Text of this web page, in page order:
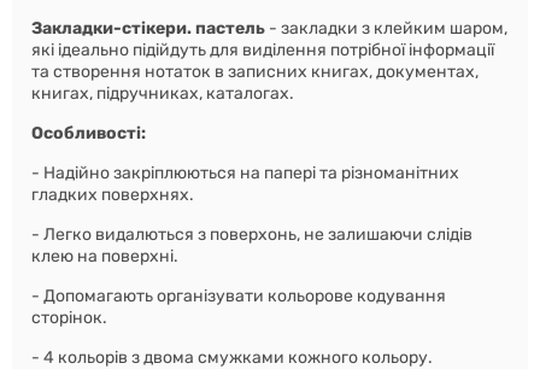
Закладки-стікери. пастель - закладки з клейким шаром,
які ідеально підійдуть для виділення потрібної інформації
та створення нотаток в записних книгах, документах,
книгах, підручниках, каталогах.
Особливості:
- Надійно закріплюються на папері та різноманітних
гладких поверхнях.
- Легко видалються з поверхонь, не залишаючи слідів
клею на поверхні.
- Допомагають організувати кольорове кодування
сторінок.
- 4 кольорів з двома смужками кожного кольору.